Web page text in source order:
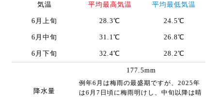
気温 平均最高気温 平均最低気温
6月上旬 28.3℃ 24.5℃
6月中旬 31.1℃ 26.8℃
6月下旬 32.4℃ 28.2℃
降水量
177.5mm
例年6月は梅雨の最盛期ですが、2025年
は6月7日頃に梅雨明けし、中旬以降は晴